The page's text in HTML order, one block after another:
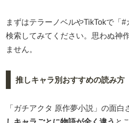
まずはテラーノベルやTikTokで「
検索してみてください。思わぬ神
ません。
推しキャラ別おすすめの読み方
「ガチアクタ 原作夢小説」の面白